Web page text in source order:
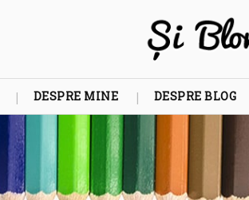
DESPRE MINE DESPRE BLOG